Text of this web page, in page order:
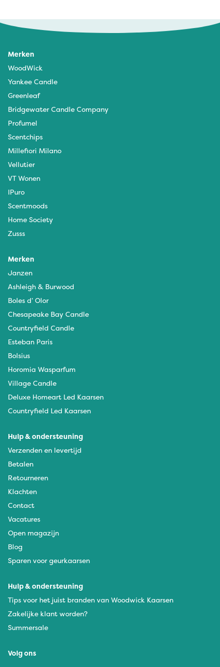
Merken
WoodWick
Yankee Candle
Greenleaf
Bridgewater Candle Company
Profumel
Scentchips
Millefiori Milano
Vellutier
VT Wonen
IPuro
Scentmoods
Home Society
Zusss
Merken
Janzen
Ashleigh & Burwood
Boles d’ Olor
Chesapeake Bay Candle
Countryfield Candle
Esteban Paris
Bolsius
Horomia Wasparfum
Village Candle
Deluxe Homeart Led Kaarsen
Countryfield Led Kaarsen
Hulp & ondersteuning
Verzenden en levertijd
Betalen
Retourneren
Klachten
Contact
Vacatures
Open magazijn
Blog
Sparen voor geurkaarsen
Hulp & ondersteuning
Tips voor het juist branden van Woodwick Kaarsen
Zakelijke klant worden?
Summersale
Volg ons